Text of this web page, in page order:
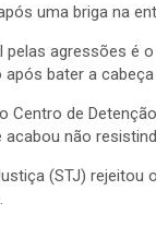
uma briga na
agressões é
bater a
de
não
(STJ)